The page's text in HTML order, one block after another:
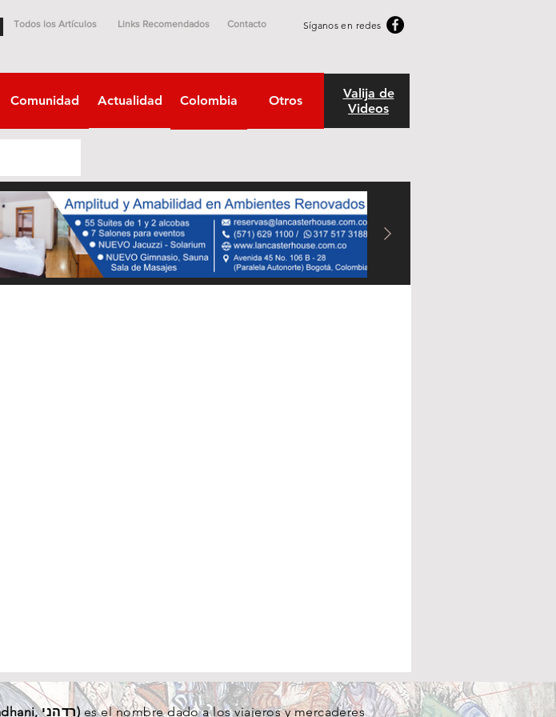
Todos los Artículos Links Recomendados Contacto Síganos en redes
Comunidad Actualidad Colombia Otros
Valija de
Videos
, Radhani, רדהני)es el nombre dado a los viajeros y mercaderes